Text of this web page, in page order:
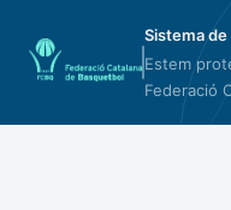
Sistema
Estem
Federació